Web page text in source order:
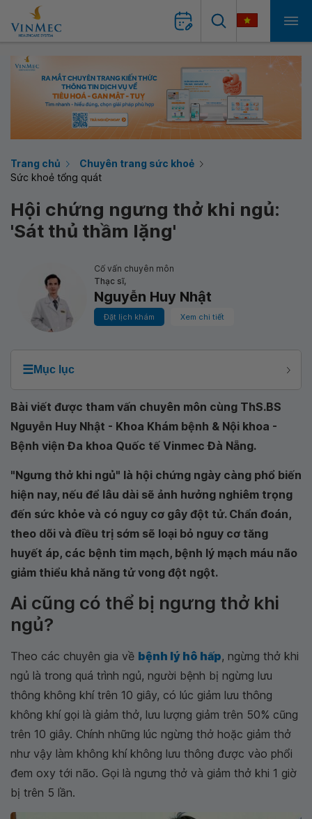
Trang chủ
Chuyên trang sức khoẻ
Sức khoẻ tổng quát
Hội chứng ngưng thở khi ngủ:
'Sát thủ thầm lặng'
Cố vấn chuyên môn
Thạc sĩ,
Nguyễn Huy Nhật
Đặt lịch khám Xem chi tiết
☰Mục lục
Bài viết được tham vấn chuyên môn cùng ThS.BS
Nguyễn Huy Nhật - Khoa Khám bệnh & Nội khoa -
Bệnh viện Đa khoa Quốc tế Vinmec Đà Nẵng.
"Ngưng thở khi ngủ" là hội chứng ngày càng phổ biến
hiện nay, nếu để lâu dài sẽ ảnh hưởng nghiêm trọng
đến sức khỏe và có nguy cơ gây đột tử. Chẩn đoán,
theo dõi và điều trị sớm sẽ loại bỏ nguy cơ tăng
huyết áp, các bệnh tim mạch, bệnh lý mạch máu não
giảm thiểu khả năng tử vong đột ngột.
Ai cũng có thể bị ngưng thở khi
ngủ?
Theo các chuyên gia về bệnh lý hô hấp, ngừng thở khi
ngủ là trong quá trình ngủ, người bệnh bị ngừng lưu
thông không khí trên 10 giây, có lúc giảm lưu thông
không khí gọi là giảm thở, lưu lượng giảm trên 50% cũng
trên 10 giây. Chính những lúc ngừng thở hoặc giảm thở
như vậy làm không khí không lưu thông được vào phổi
đem oxy tới não. Gọi là ngưng thở và giảm thở khi 1 giờ
bị trên 5 lần.